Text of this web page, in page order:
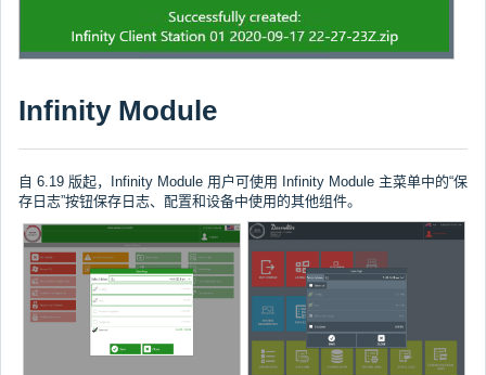
Infinity Module
自 6.19 版起，Infinity Module 用户可使用 Infinity Module 主菜单中的“保
存日志”按钮保存日志、配置和设备中使用的其他组件。